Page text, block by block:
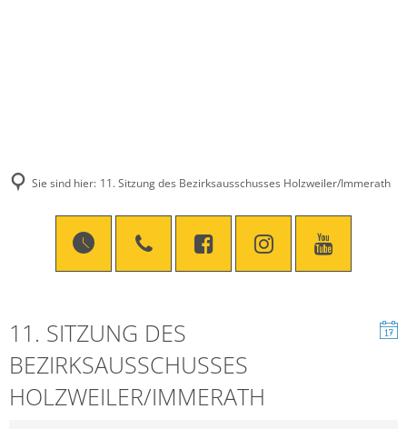
Sie sind hier: 11. Sitzung des Bezirksausschusses Holzweiler/Immerath
11. SITZUNG DES
BEZIRKSAUSSCHUSSES
HOLZWEILER/IMMERATH